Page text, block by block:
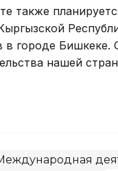
также
в городе Бишкеке.
нашей